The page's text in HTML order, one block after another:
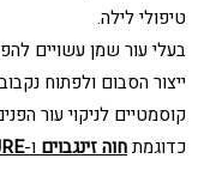
טיפולי לילה.
בעלי עור שמן עשויים
ייצור הסבום ולפתוח
קוסמטיים לניקוי עור
כדוגמתחוה זינגבוים ו-